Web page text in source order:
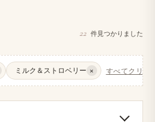
22 件見つかりました
ミルク＆ストロベリー × すべてクリア